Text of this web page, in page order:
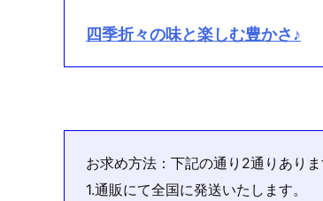
四季折々の味と楽しむ豊かさ♪
お求め方法：下記の通り2通りありま
1.通販にて全国に発送いたします。